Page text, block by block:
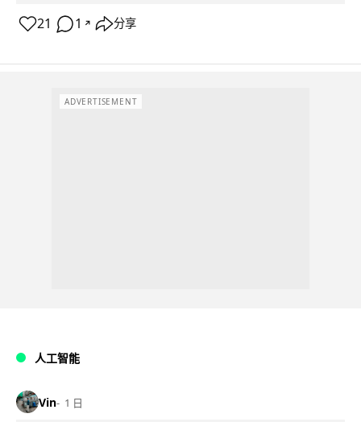
21 1 ↗ 分享
ADVERTISEMENT
人工智能
Vin 1 日